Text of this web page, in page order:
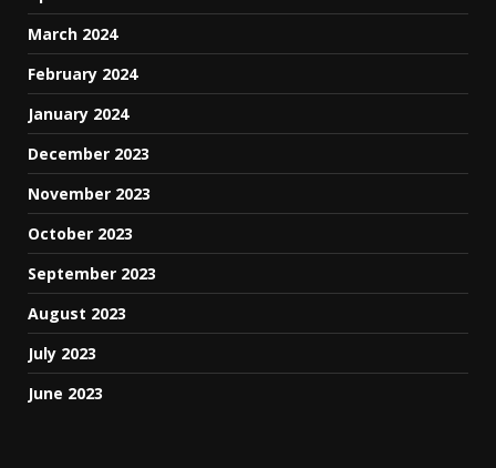
March 2024
February 2024
January 2024
December 2023
November 2023
October 2023
September 2023
August 2023
July 2023
June 2023